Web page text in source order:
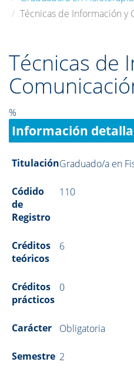
Técnicas de Información y
Técnicas de
%
Información
TitulaciónGraduado/a en
Códido
de
Registro
110
Créditos
teóricos
6
Créditos
prácticos
0
Carácter Obligatoria
Semestre 2